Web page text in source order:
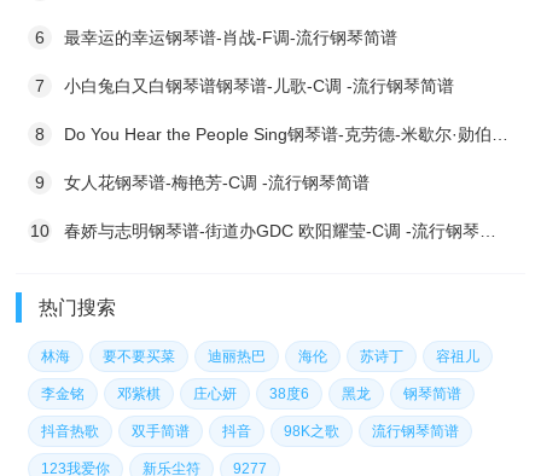
6 最幸运的幸运钢琴谱-肖战-F调-流行钢琴简谱
7 小白兔白又白钢琴谱钢琴谱-儿歌-C调 -流行钢琴简谱
8 Do You Hear the People Sing钢琴谱-克劳德-米歇尔·勋伯格 阿兰·鲍伯利-F调 -流行钢琴简谱
9 女人花钢琴谱-梅艳芳-C调 -流行钢琴简谱
10 春娇与志明钢琴谱-街道办GDC 欧阳耀莹-C调 -流行钢琴简谱
热门搜索
林海 要不要买菜 迪丽热巴 海伦 苏诗丁 容祖儿
李金铭 邓紫棋 庄心妍 38度6 黑龙 钢琴简谱
抖音热歌 双手简谱 抖音 98K之歌 流行钢琴简谱
123我爱你 新乐尘符 9277